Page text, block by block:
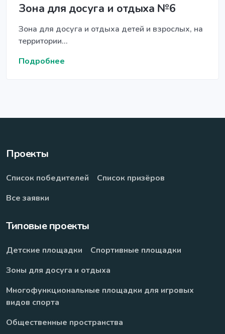
Зона для досуга и отдыха №6
Зона для досуга и отдыха детей и взрослых, на
территории...
Подробнее
Проекты
Список победителей
Список призёров
Все заявки
Типовые проекты
Детские площадки
Спортивные площадки
Зоны для досуга и отдыха
Многофункциональные площадки для игровых
видов спорта
Общественные пространства